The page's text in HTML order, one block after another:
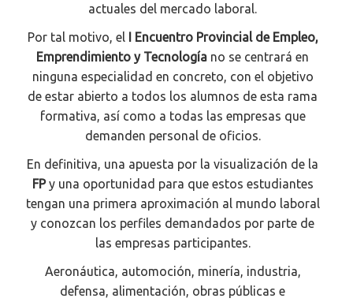
actuales del mercado laboral.
Por tal motivo, el I Encuentro Provincial de Empleo,
Emprendimiento y Tecnología no se centrará en
ninguna especialidad en concreto, con el objetivo
de estar abierto a todos los alumnos de esta rama
formativa, así como a todas las empresas que
demanden personal de oficios.
En definitiva, una apuesta por la visualización de la
FPy una oportunidad para que estos estudiantes
tengan una primera aproximación al mundo laboral
y conozcan los perfiles demandados por parte de
las empresas participantes.
Aeronáutica, automoción, minería, industria,
defensa, alimentación, obras públicas e